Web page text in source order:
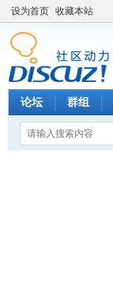
设为首页 收藏本站
论坛 群组